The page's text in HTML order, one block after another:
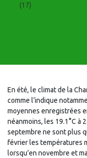
(17)
En été, le climat de la
comme l’indique
moyennes enregistrées
néanmoins, les 19.1°C à
septembre ne sont plus
février les températures
lorsqu’en novembre et